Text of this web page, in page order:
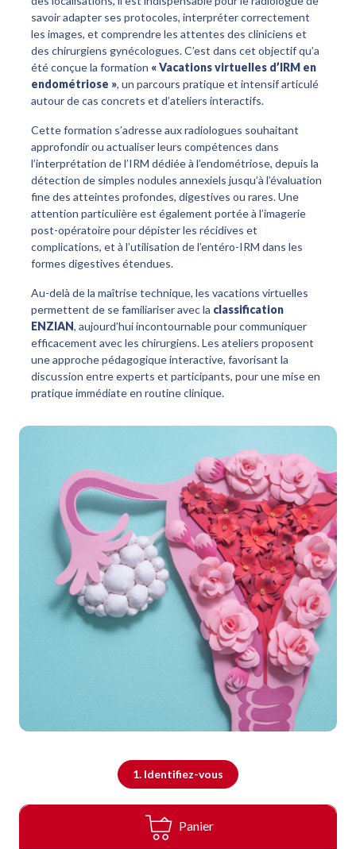
savoir adapter ses protocoles, interpréter correctement
les images, et comprendre les attentes des cliniciens et
des chirurgiens gynécologues. C’est dans cet objectif qu’a
été conçue la formation « Vacations virtuelles d’IRM en
endométriose », un parcours pratique et intensif articulé
autour de cas concrets et d’ateliers interactifs.
Cette formation s’adresse aux radiologues souhaitant
approfondir ou actualiser leurs compétences dans
l’interprétation de l’IRM dédiée à l’endométriose, depuis la
détection de simples nodules annexiels jusqu’à l’évaluation
fine des atteintes profondes, digestives ou rares. Une
attention particulière est également portée à l’imagerie
post-opératoire pour dépister les récidives et
complications, et à l’utilisation de l’entéro-IRM dans les
formes digestives étendues.
Au-delà de la maîtrise technique, les vacations virtuelles
permettent de se familiariser avec la classification
ENZIAN, aujourd’hui incontournable pour communiquer
efficacement avec les chirurgiens. Les ateliers proposent
une approche pédagogique interactive, favorisant la
discussion entre experts et participants, pour une mise en
pratique immédiate en routine clinique.
1. Identifiez-vous
Panier